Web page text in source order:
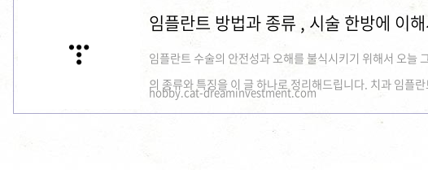
임플란트 방법과 종류 , 시술 한방에 이
임플란트 수술의 안전성과 오해를 불식시키기 위해서 오늘
의 종류와 특징을 이 글 하나로 정리해드립니다. 치과 임플
hobby.cat-dreaminvestment.com